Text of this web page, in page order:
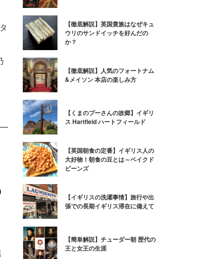
【徹底解説】英国貴族はなぜキュ
ウリのサンドイッチを好んだの
か？
【徹底解説】人気のフォートナム
&メイソン 本店の楽しみ方
【くまのプーさんの故郷】イギリ
ス Hartfield ハートフィールド
【英国朝食の定番】イギリス人の
大好物！朝食の豆とは～ベイクド
ビーンズ
【イギリスの洗濯事情】旅行や出
張での長期イギリス滞在に備えて
【簡単解説】チューダー朝 歴代の
王と女王の生涯